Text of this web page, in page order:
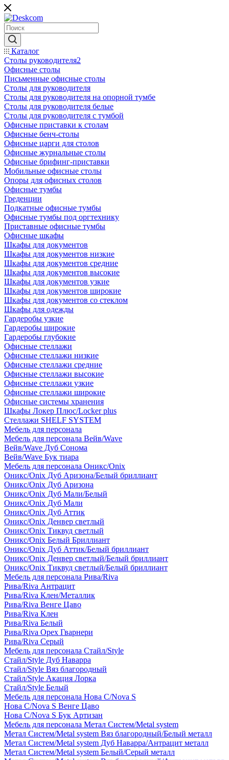
Каталог
Столы руководителя2
Офисные столы
Письменные офисные столы
Столы для руководителя
Столы для руководителя на опорной тумбе
Столы для руководителя белые
Столы для руководителя с тумбой
Офисные приставки к столам
Офисные бенч-столы
Офисные царги для столов
Офисные журнальные столы
Офисные брифинг-приставки
Мобильные офисные столы
Опоры для офисных столов
Офисные тумбы
Греденции
Подкатные офисные тумбы
Офисные тумбы под оргтехнику
Приставные офисные тумбы
Офисные шкафы
Шкафы для документов
Шкафы для документов низкие
Шкафы для документов средние
Шкафы для документов высокие
Шкафы для документов узкие
Шкафы для документов широкие
Шкафы для документов со стеклом
Шкафы для одежды
Гардеробы узкие
Гардеробы широкие
Гардеробы глубокие
Офисные стеллажи
Офисные стеллажи низкие
Офисные стеллажи средние
Офисные стеллажи высокие
Офисные стеллажи узкие
Офисные стеллажи широкие
Офисные системы хранения
Шкафы Локер Плюс/Locker plus
Стеллажи SHELF SYSTEM
Мебель для персонала
Мебель для персонала Вейв/Wave
Вейв/Wave Дуб Сонома
Вейв/Wave Бук тиара
Мебель для персонала Оникс/Onix
Оникс/Onix Дуб Аризона/Белый бриллиант
Оникс/Onix Дуб Аризона
Оникс/Onix Дуб Мали/Белый
Оникс/Onix Дуб Мали
Оникс/Onix Дуб Аттик
Оникс/Onix Денвер светлый
Оникс/Onix Тиквуд светлый
Оникс/Onix Белый Бриллиант
Оникс/Onix Дуб Аттик/Белый бриллиант
Оникс/Onix Денвер светлый/Белый бриллиант
Оникс/Onix Тиквуд светлый/Белый бриллиант
Мебель для персонала Рива/Riva
Рива/Riva Антрацит
Рива/Riva Клен/Металлик
Рива/Riva Венге Цаво
Рива/Riva Клен
Рива/Riva Белый
Рива/Riva Орех Гварнери
Рива/Riva Серый
Мебель для персонала Стайл/Style
Стайл/Style Дуб Наварра
Стайл/Style Вяз благородный
Стайл/Style Акация Лорка
Стайл/Style Белый
Мебель для персонала Нова С/Nova S
Нова С/Nova S Венге Цаво
Нова С/Nova S Бук Артизан
Мебель для персонала Метал Систем/Metal system
Метал Систем/Metal system Вяз благородный/Белый металл
Метал Систем/Metal system Дуб Наварра/Антрацит металл
Метал Систем/Metal system Белый/Серый металл